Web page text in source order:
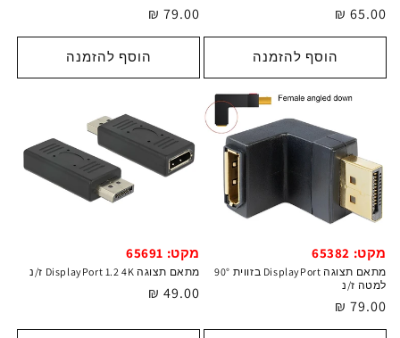
מחיר
רגיל
65.00 ₪
הוסף להזמנה
מחיר
רגיל
79.00 ₪
הוסף להזמנה
מקט: 65382
מתאם תצוגה DisplayPort בזווית 90°
למטה ז/נ
מחיר
רגיל
79.00 ₪
מקט: 65691
מתאם תצוגה DisplayPort 1.2 4K ז/נ
מחיר
49.00 ₪